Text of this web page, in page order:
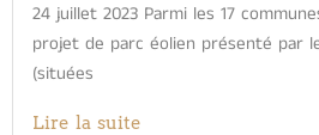
24 juillet 2023 Parmi les 17
projet de parc éolien présenté par
(situées
Lire la suite